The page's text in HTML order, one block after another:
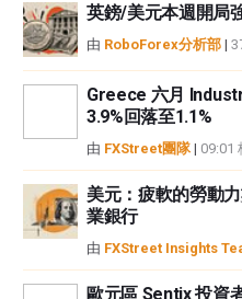
英鎊/美元本週開局
由 RoboForex分析部 |
Greece 六月
3.9%回落至1.1%
由 FXStreet團隊| 09:01
美元：疲軟的勞動
業銀行
由 FXStreet Insights
歐元區 Sentix 投資